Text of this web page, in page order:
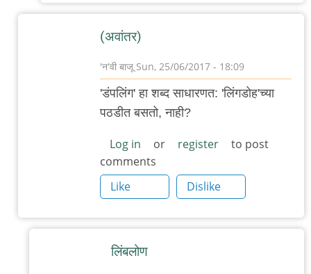
आदूबाळ
(अवांतर)
'न'वी बाजूSun, 25/06/2017 - 18:09
In
reply
पुण्यात
डंपलिंग्ज
किंवा
मोमो
by
'डंपलिंग' हा शब्द साधारणत: 'लिंगडोह'च्या
पठडीत बसतो, नाही?
Log in or register
to post
comments
Like
Dislike
लिंब‌लोण‌